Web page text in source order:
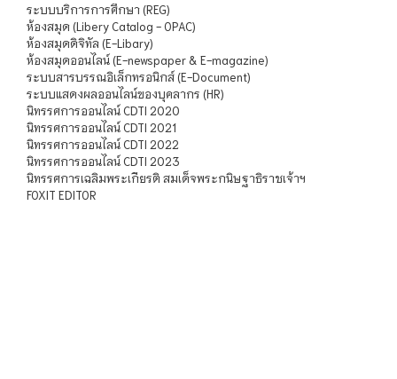
ระบบบริการการศึกษา (REG)
ห้องสมุด (Libery Catalog - OPAC)
ห้องสมุดดิจิทัล (E-Libary)
ห้องสมุดออนไลน์ (E-newspaper & E-magazine)
ระบบสารบรรณอิเล็กทรอนิกส์ (E-Document)
ระบบแสดงผลออนไลน์ของบุคลากร (HR)
นิทรรศการออนไลน์ CDTI 2020
นิทรรศการออนไลน์ CDTI 2021
นิทรรศการออนไลน์ CDTI 2022
นิทรรศการออนไลน์ CDTI 2023
นิทรรศการเฉลิมพระเกียรติ สมเด็จพระกนิษฐาธิราชเจ้าฯ
FOXIT EDITOR